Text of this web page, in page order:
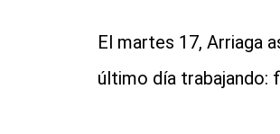
El martes 17, Arriaga
último día trabajando: